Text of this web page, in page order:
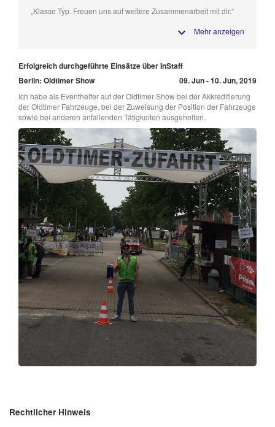
„Klasse Typ. Freuen uns auf weitere Zusammenarbeit mit dir.“
Mehr anzeigen
Erfolgreich durchgeführte Einsätze über InStaff
Berlin: Oldtimer Show
09. Jun - 10. Jun, 2019
Ich habe als Eventhelfer auf der Oldtimer Show bei der Akkreditierung
der Oldtimer Fahrzeuge, bei der Zuweisung der Position der Fahrzeuge
sowie bei anderen anfallenden Tätigkeiten ausgeholfen.
Rechtlicher Hinweis